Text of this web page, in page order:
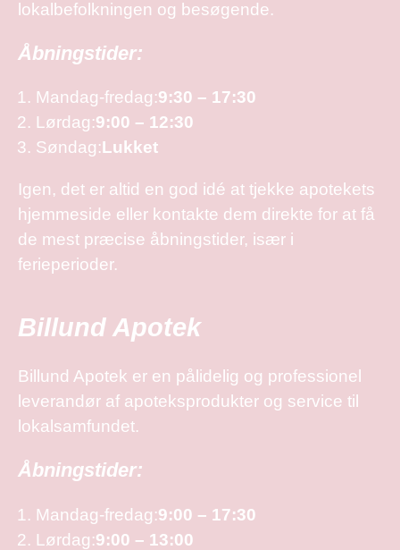
lokalbefolkningen og besøgende.
Åbningstider:
Mandag-fredag:9:30 – 17:30
Lørdag:9:00 – 12:30
Søndag:Lukket
Igen, det er altid en god idé at tjekke apotekets
hjemmeside eller kontakte dem direkte for at få
de mest præcise åbningstider, især i
ferieperioder.
Billund Apotek
Billund Apotek er en pålidelig og professionel
leverandør af apoteksprodukter og service til
lokalsamfundet.
Åbningstider:
Mandag-fredag:9:00 – 17:30
Lørdag:9:00 – 13:00